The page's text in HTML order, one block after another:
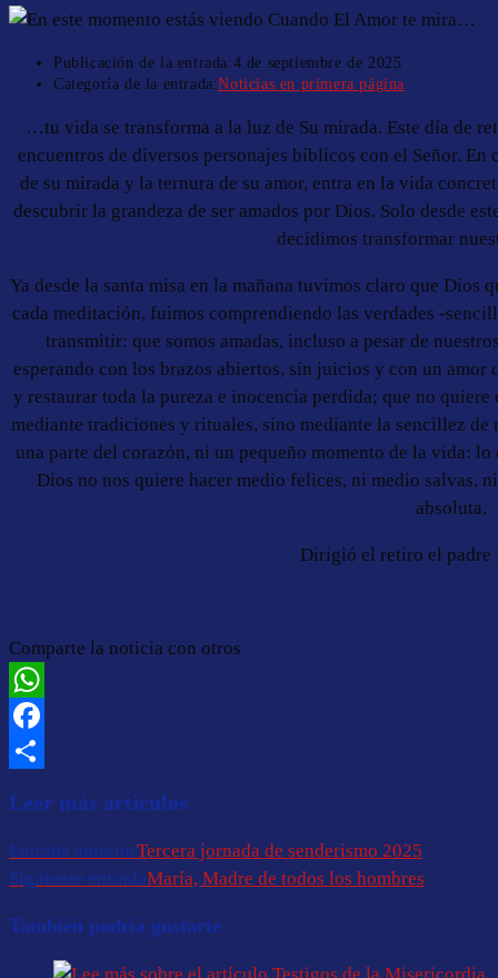
Publicación de la entrada:4 de septiembre de 2025
Categoría de la entrada:Noticias en primera página
…tu vida se transforma a la luz de Su mirada. Este día de
encuentros de diversos personajes bíblicos con el Señor. En
de su mirada y la ternura de su amor, entra en la vida
descubrir la grandeza de ser amados por Dios. Solo desde
decidimos transformar
Ya desde la santa misa en la mañana tuvimos claro que
cada meditación, fuimos comprendiendo las verdades -
transmitir: que somos amadas, incluso a pesar de
esperando con los brazos abiertos, sin juicios y con un amor
y restaurar toda la pureza e inocencia perdida; que no
mediante tradiciones y rituales, sino mediante la sencillez de
una parte del corazón, ni un pequeño momento de la vida:
Dios no nos quiere hacer medio felices, ni medio salvas,
absoluta.
Dirigió el retiro el padre
Comparte la noticia con otros
WhatsApp
Facebook
Leer más artículos
Entrada anteriorTercera jornada de senderismo 2025
Siguiente entradaMaría, Madre de todos los hombres
También podría gustarte